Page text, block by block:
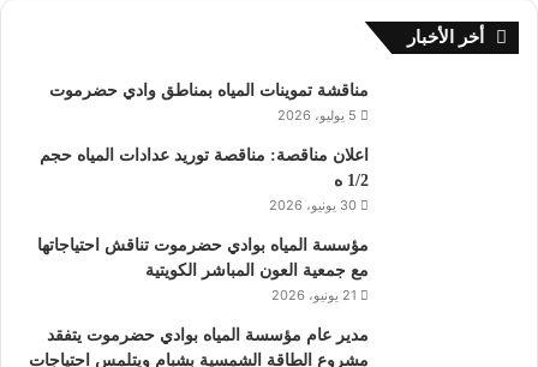
أخر الأخبار
مناقشة تموينات المياه بمناطق وادي حضرموت
5 يوليو، 2026
اعلان مناقصة: مناقصة توريد عدادات المياه حجم
1/2 ه
30 يونيو، 2026
مؤسسة المياه بوادي حضرموت تناقش احتياجاتها
مع جمعية العون المباشر الكويتية
21 يونيو، 2026
مدير عام مؤسسة المياه بوادي حضرموت يتفقد
مشروع الطاقة الشمسية بشبام ويتلمس احتياجات